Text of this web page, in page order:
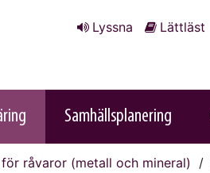
Lyssna Lättläst
Samhällsplanering
råvaror (metall och mineral)